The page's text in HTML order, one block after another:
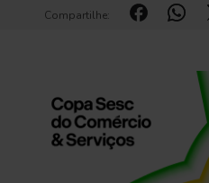
Compartilhe: